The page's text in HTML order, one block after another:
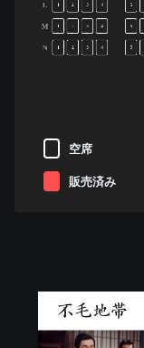
L
M
N
1 2 3 4 5
1 2 3 4 5
1 2 3 4 5
空席
販売済み